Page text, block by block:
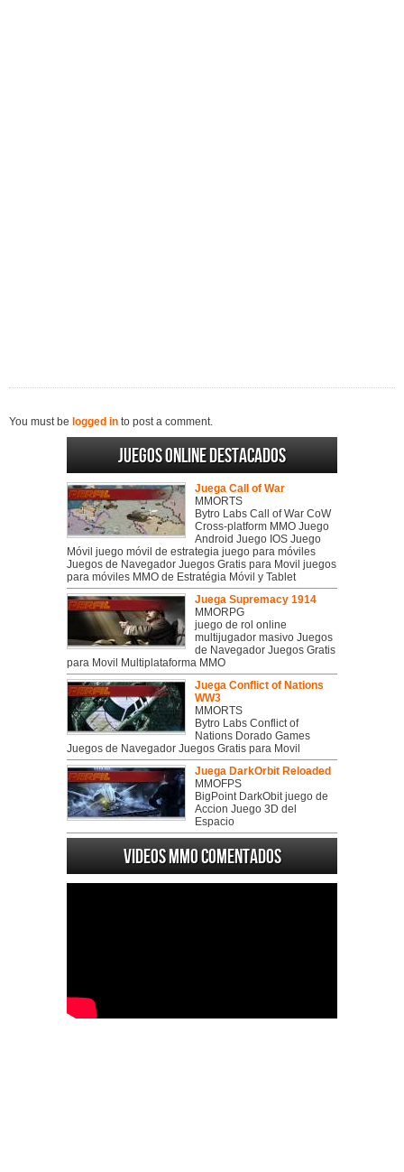
You must be logged in to post a comment.
Juegos online destacados
Juega Call of War
MMORTS
Bytro Labs Call of War CoW
Cross-platform MMO Juego
Android Juego IOS Juego
Móvil juego móvil de estrategia juego para móviles
Juegos de Navegador Juegos Gratis para Movil juegos
para móviles MMO de Estratégia Móvil y Tablet
Juega Supremacy 1914
MMORPG
juego de rol online
multijugador masivo Juegos
de Navegador Juegos Gratis
para Movil Multiplataforma MMO
Juega Conflict of Nations
WW3
MMORTS
Bytro Labs Conflict of
Nations Dorado Games
Juegos de Navegador Juegos Gratis para Movil
Juega DarkOrbit Reloaded
MMOFPS
BigPoint DarkObit juego de
Accion Juego 3D del
Espacio
Videos MMO Comentados